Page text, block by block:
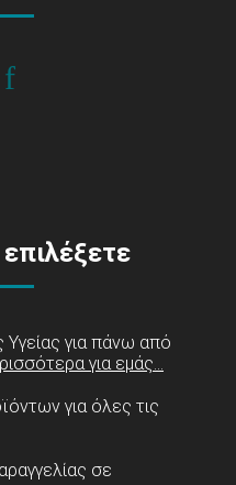
επιλέξετε
για πάνω από
για εμάς...
για όλες τις
σε